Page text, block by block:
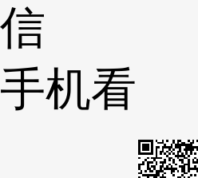
信
手机看